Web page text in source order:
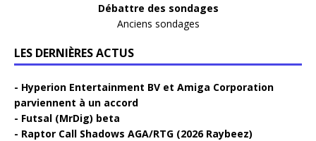
Débattre des sondages
Anciens sondages
LES DERNIÈRES ACTUS
Hyperion Entertainment BV et Amiga Corporation
parviennent à un accord
Futsal (MrDig) beta
Raptor Call Shadows AGA/RTG (2026 Raybeez)